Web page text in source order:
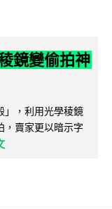
鏡變偷拍神
」，利用光學稜鏡
，賣家更以暗示字